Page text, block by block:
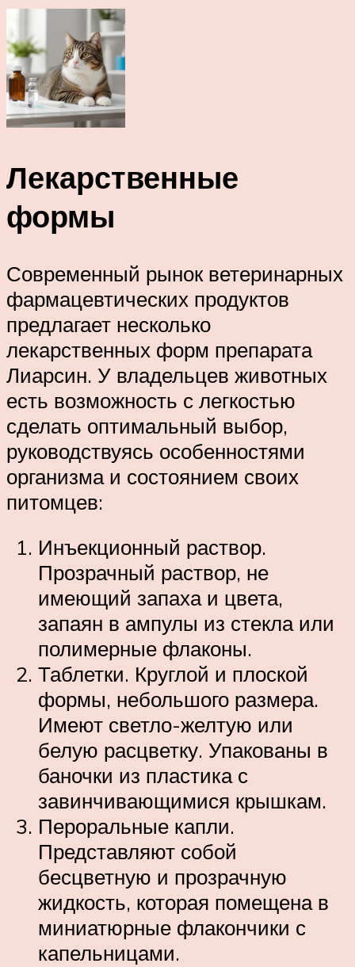
Лекарственные
формы
Современный рынок ветеринарных
фармацевтических продуктов
предлагает несколько
лекарственных форм препарата
Лиарсин. У владельцев животных
есть возможность с легкостью
сделать оптимальный выбор,
руководствуясь особенностями
организма и состоянием своих
питомцев:
Инъекционный раствор.
Прозрачный раствор, не
имеющий запаха и цвета,
запаян в ампулы из стекла или
полимерные флаконы.
Таблетки. Круглой и плоской
формы, небольшого размера.
Имеют светло-желтую или
белую расцветку. Упакованы в
баночки из пластика с
завинчивающимися крышкам.
Пероральные капли.
Представляют собой
бесцветную и прозрачную
жидкость, которая помещена в
миниатюрные флакончики с
капельницами.